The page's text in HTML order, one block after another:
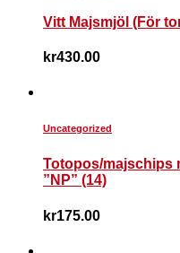
Vitt Majsmjöl (För
kr430.00
Uncategorized
Totopos/majschips
”NP” (14)
kr175.00